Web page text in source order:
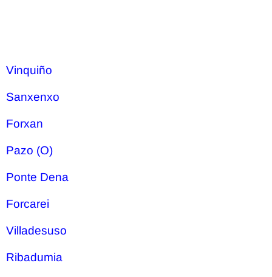
Vinquiño
Sanxenxo
Forxan
Pazo (O)
Ponte Dena
Forcarei
Villadesuso
Ribadumia